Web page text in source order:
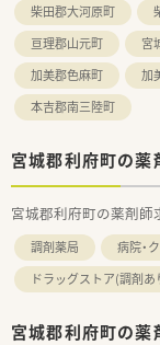
柴田郡大河原町
亘理郡山元町
宮
加美郡色麻町
加
本吉郡南三陸町
宮城郡利府町の
宮城郡利府町の薬剤師
調剤薬局 病院・
ドラッグストア(調剤あ
宮城郡利府町の薬